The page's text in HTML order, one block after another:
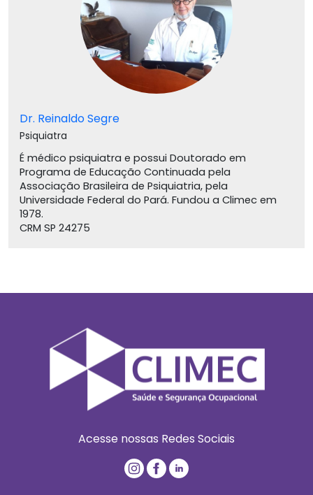
Dr. Reinaldo Segre
Psiquiatra
É médico psiquiatra e possui Doutorado em
Programa de Educação Continuada pela
Associação Brasileira de Psiquiatria, pela
Universidade Federal do Pará. Fundou a Climec em
1978.
CRM SP 24275
Acesse nossas Redes Sociais